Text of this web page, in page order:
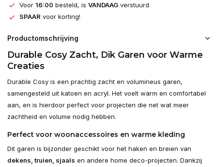
Voor 16:00 besteld, is VANDAAG verstuurd
SPAAR voor korting!
Productomschrijving
Durable Cosy Zacht, Dik Garen voor Warme
Creaties
Durable Cosy is een prachtig zacht en volumineus garen,
samengesteld uit katoen en acryl. Het voelt warm en comfortabel
aan, en is hierdoor perfect voor projecten die net wat meer
zachtheid en volume nodig hebben.
Perfect voor woonaccessoires en warme kleding
Dit garen is bijzonder geschikt voor het haken en breien van
dekens, truien, sjaals en andere home deco-projecten. Dankzij